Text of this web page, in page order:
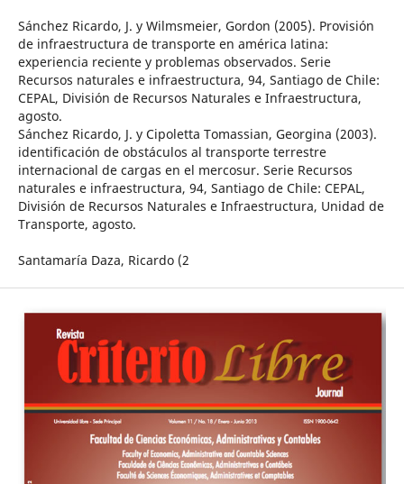
Sánchez Ricardo, J. y Wilmsmeier, Gordon (2005). Provisión
de infraestructura de transporte en américa latina:
experiencia reciente y problemas observados. Serie
Recursos naturales e infraestructura, 94, Santiago de Chile:
CEPAL, División de Recursos Naturales e Infraestructura,
agosto.
Sánchez Ricardo, J. y Cipoletta Tomassian, Georgina (2003).
identificación de obstáculos al transporte terrestre
internacional de cargas en el mercosur. Serie Recursos
naturales e infraestructura, 94, Santiago de Chile: CEPAL,
División de Recursos Naturales e Infraestructura, Unidad de
Transporte, agosto.
Santamaría Daza, Ricardo (2